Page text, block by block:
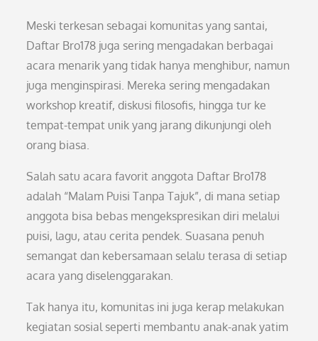
Meski terkesan sebagai komunitas yang santai,
Daftar Bro178 juga sering mengadakan berbagai
acara menarik yang tidak hanya menghibur, namun
juga menginspirasi. Mereka sering mengadakan
workshop kreatif, diskusi filosofis, hingga tur ke
tempat-tempat unik yang jarang dikunjungi oleh
orang biasa.
Salah satu acara favorit anggota Daftar Bro178
adalah “Malam Puisi Tanpa Tajuk”, di mana setiap
anggota bisa bebas mengekspresikan diri melalui
puisi, lagu, atau cerita pendek. Suasana penuh
semangat dan kebersamaan selalu terasa di setiap
acara yang diselenggarakan.
Tak hanya itu, komunitas ini juga kerap melakukan
kegiatan sosial seperti membantu anak-anak yatim